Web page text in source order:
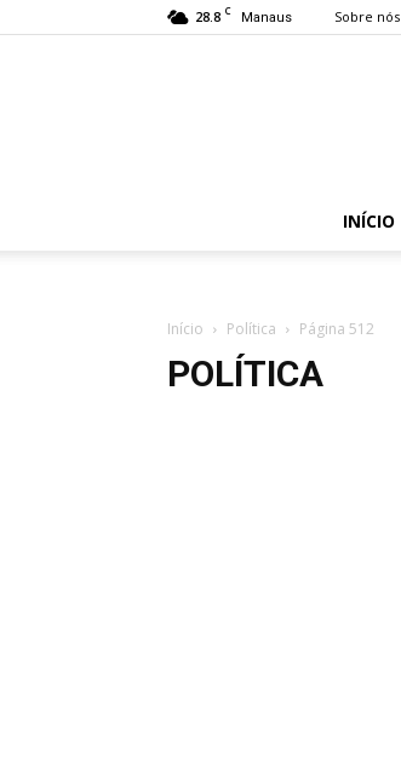
28.8 C Manaus Sobre nós
INÍCIO
Início Política Página 512
POLÍTICA